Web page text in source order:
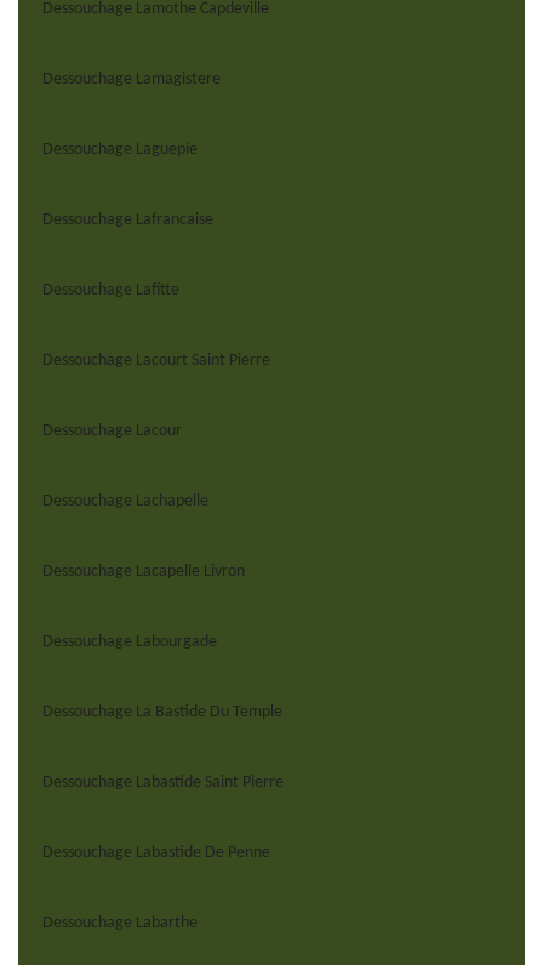
Dessouchage Lamothe Capdeville
Dessouchage Lamagistere
Dessouchage Laguepie
Dessouchage Lafrancaise
Dessouchage Lafitte
Dessouchage Lacourt Saint Pierre
Dessouchage Lacour
Dessouchage Lachapelle
Dessouchage Lacapelle Livron
Dessouchage Labourgade
Dessouchage La Bastide Du Temple
Dessouchage Labastide Saint Pierre
Dessouchage Labastide De Penne
Dessouchage Labarthe